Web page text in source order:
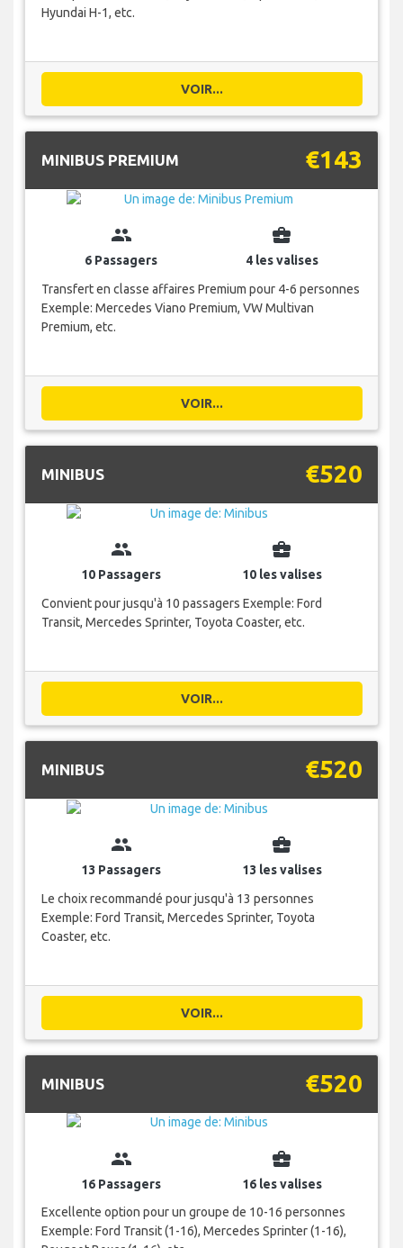
Hyundai H-1, etc.
VOIR...
MINIBUS PREMIUM €143
group
6 Passagers
business_center
4 les valises
Transfert en classe affaires Premium pour 4-6 personnes
Exemple: Mercedes Viano Premium, VW Multivan
Premium, etc.
VOIR...
MINIBUS €520
group
10 Passagers
business_center
10 les valises
Convient pour jusqu'à 10 passagers Exemple: Ford
Transit, Mercedes Sprinter, Toyota Coaster, etc.
VOIR...
MINIBUS €520
group
13 Passagers
business_center
13 les valises
Le choix recommandé pour jusqu'à 13 personnes
Exemple: Ford Transit, Mercedes Sprinter, Toyota
Coaster, etc.
VOIR...
MINIBUS €520
group
16 Passagers
business_center
16 les valises
Excellente option pour un groupe de 10-16 personnes
Exemple: Ford Transit (1-16), Mercedes Sprinter (1-16),